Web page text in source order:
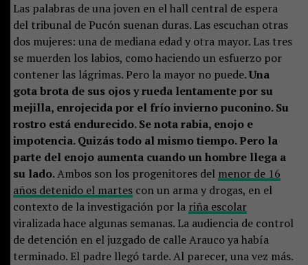
Las palabras de una joven en el hall central de espera
del tribunal de Pucón suenan duras. Las escuchan otras
dos mujeres: una de mediana edad y otra mayor. Las tres
se muerden los labios, como haciendo un esfuerzo por
contener las lágrimas. Pero la mayor no puede.Una
gota brota de sus ojos y rueda lentamente por su
mejilla, enrojecida por el frío invierno puconino. Su
rostro está endurecido. Se nota rabia, enojo e
impotencia. Quizás todo al mismo tiempo. Pero la
parte del enojo aumenta cuando un hombre llega a
su lado.Ambos son los progenitores del menor de 16
años detenido el martescon un arma y drogas, en el
contexto de la investigación por la riña escolar
viralizada hace algunas semanas. La audiencia de control
de detención en el juzgado de calle Arauco ya había
terminado. El padre llegó tarde. Al parecer, una vez más.